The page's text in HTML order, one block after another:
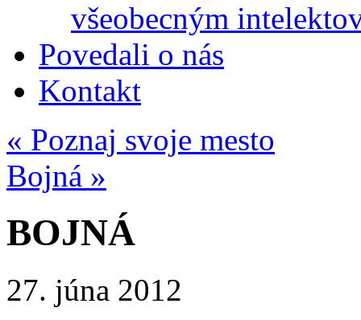
všeobecným
Povedali o nás
Kontakt
« Poznaj svoje mesto
Bojná »
BOJNÁ
27. júna 2012